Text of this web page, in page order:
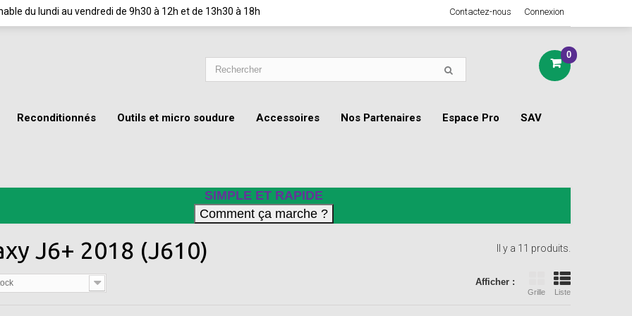
Connexion
Contactez-nous
du lundi au vendredi de 9h30 à 12h et de 13h30 à 18h
0
Reconditionnés Outils et micro soudure Accessoires Nos Partenaires Espace Pro SAV
SIMPLE ET RAPIDE
J6+ 2018 (J610) Il y a 11 produits.
Afficher :
Grille Liste